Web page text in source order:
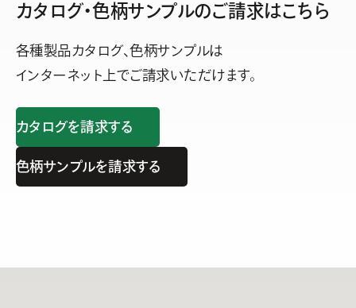
カタログ・色柄サンプルのご請求はこちら
各種製品カタログ、色柄サンプルは
インターネット上でご請求いただけます。
カタログを請求する
色柄サンプルを請求する